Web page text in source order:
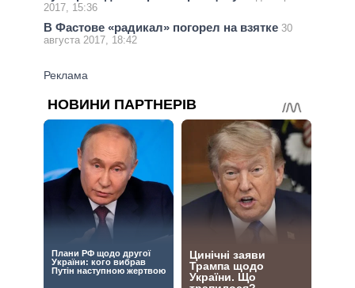
2017, 15:36
В Фастове «радикал» погорел на взятке 30
августа 2017, 18:42